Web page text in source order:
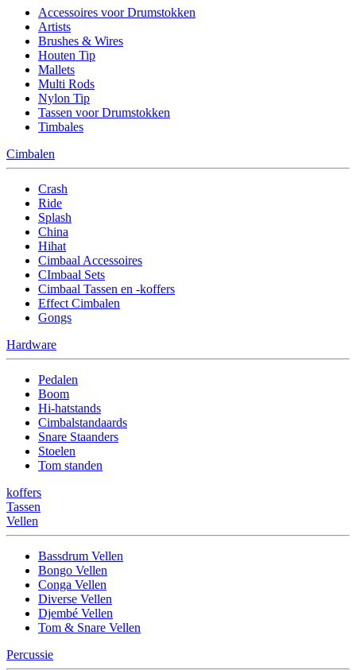
Accessoires voor Drumstokken
Artists
Brushes & Wires
Houten Tip
Mallets
Multi Rods
Nylon Tip
Tassen voor Drumstokken
Timbales
Cimbalen
Crash
Ride
Splash
China
Hihat
Cimbaal Accessoires
CImbaal Sets
Cimbaal Tassen en -koffers
Effect Cimbalen
Gongs
Hardware
Pedalen
Boom
Hi-hatstands
Cimbalstandaards
Snare Staanders
Stoelen
Tom standen
koffers
Tassen
Vellen
Bassdrum Vellen
Bongo Vellen
Conga Vellen
Diverse Vellen
Djembé Vellen
Tom & Snare Vellen
Percussie